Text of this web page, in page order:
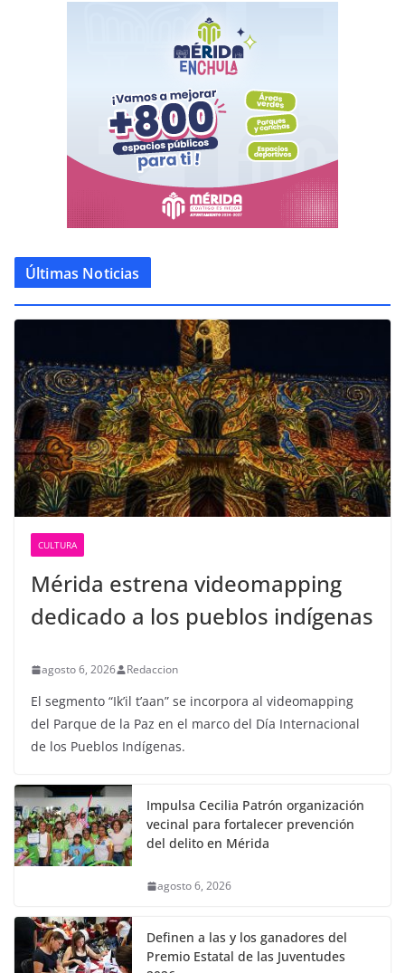
Últimas Noticias
CULTURA
Mérida estrena videomapping
dedicado a los pueblos indígenas
agosto 6, 2026 Redaccion
El segmento “Ik’il t’aan” se incorpora al videomapping
del Parque de la Paz en el marco del Día Internacional
de los Pueblos Indígenas.
Impulsa Cecilia Patrón organización
vecinal para fortalecer prevención
del delito en Mérida
agosto 6, 2026
Definen a las y los ganadores del
Premio Estatal de las Juventudes